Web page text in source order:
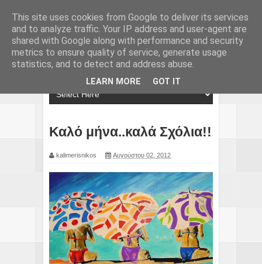
Καλό μήνα..καλά Σχόλια!!
kalimerisnikos Αυγούστου 02, 2012
This site uses cookies from Google to deliver its services
and to analyze traffic. Your IP address and user-agent are
shared with Google along with performance and security
metrics to ensure quality of service, generate usage
statistics, and to detect and address abuse.
LEARN MORE GOT IT